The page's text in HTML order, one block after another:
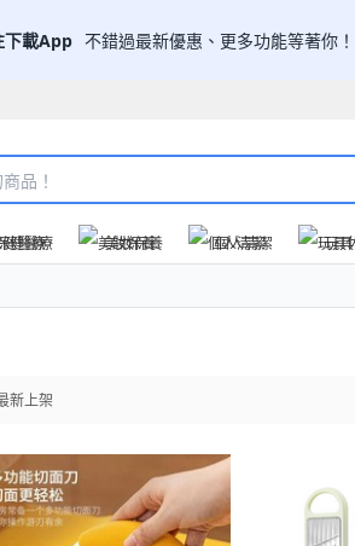
下載App 不錯過最新優惠、更多功能等著你！
健醫療 美妝保養 個人清潔 玩
新上架